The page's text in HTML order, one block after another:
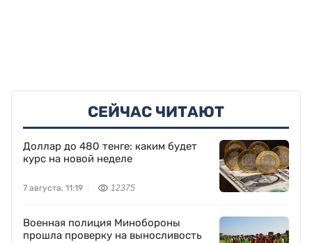
СЕЙЧАС ЧИТАЮТ
Доллар до 480 тенге: каким будет
курс на новой неделе
7 августа, 11:19 12375
Военная полиция Минобороны
прошла проверку на выносливость